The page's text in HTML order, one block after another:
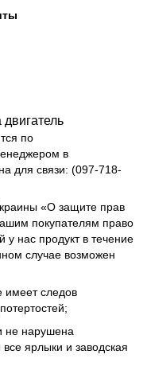
по
в
для связи: (097-718-
«О защите прав
покупателям право
у нас продукт в течение
случае возможен
имеет следов
не нарушена
ярлыки и заводская